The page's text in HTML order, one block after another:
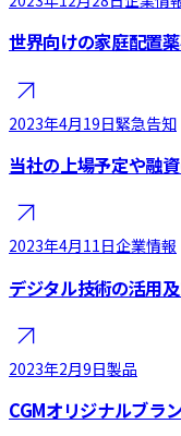
世界向けの家庭配置
2023年4月19日緊急告知
当社の上場予定や融
2023年4月11日企業情報
デジタル技術の活用
2023年2月9日製品
CGMオリジナルブラ